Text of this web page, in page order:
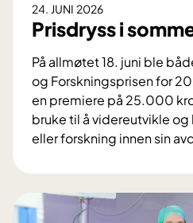
S
-
h
v
e
r
d
g
n
24. JUNI 2026
Prisdryss i
På allmøtet 18. juni ble
og Forskningsprisen for
en premiere på 25.000
bruke til å videreutvikle
eller forskning innen sin
r
s